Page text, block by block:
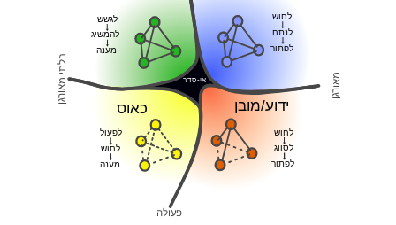
ידוע/מובן
לחוש
לסווג
לפתור
לחוש
לנתח
לפתור
אי-סדר
כאוס
בלתי מאורגן
פעולה
מאורגן
מענה
לגשש
להמשיג
לפעול
לחוש
מענה